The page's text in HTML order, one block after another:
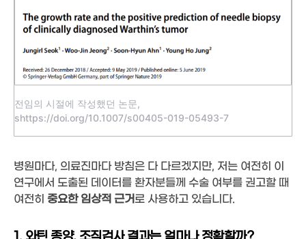
전임의 시절에 작성했던 논문,
shttps://doi.org/10.1007/s00405-019-05493-7
병원마다, 의료진마다 방침은 다 다르겠지만, 저는 여전히 이
연구에서 도출된 데이터를 환자분들께 수술 여부를 권고할 때
여전히 중요한 임상적 근거로 사용하고 있습니다.